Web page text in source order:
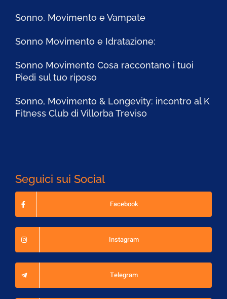
Sonno, Movimento e Vampate
Sonno Movimento e Idratazione:
Sonno Movimento Cosa raccontano i tuoi
Piedi sul tuo riposo
Sonno, Movimento & Longevity: incontro al K
Fitness Club di Villorba Treviso
Seguici sui Social
Facebook
Instagram
Telegram